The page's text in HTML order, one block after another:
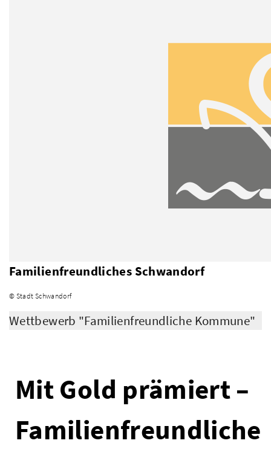
Familienfreundliches Schwandorf
© Stadt Schwandorf
Wettbewerb "Familienfreundliche Kommune"
Mit Gold prämiert –
Familienfreundliche